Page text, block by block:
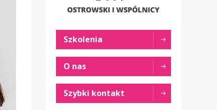
Szkolenia
O nas
Szybki kontakt